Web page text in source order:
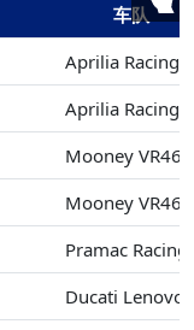
车队
Aprilia Racing
Aprilia Racing
Mooney VR46
Mooney VR46
Pramac Racing
Ducati Lenovo